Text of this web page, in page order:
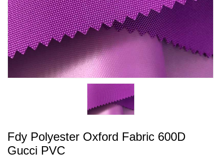
Fdy Polyester Oxford Fabric 600D
Gucci PVC